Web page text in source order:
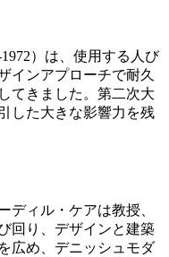
）は、使用する人び
インアプローチで耐久
てきました。第二次大
した大きな影響力を残
ディル・ケアは教授、
回り、デザインと建築
広め、デニッシュモダ